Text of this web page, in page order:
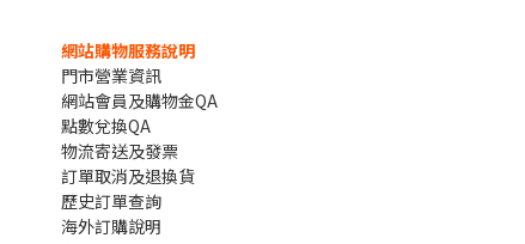
網站購物服務說明
門市營業資訊
網站會員及購物金QA
點數兌換QA
物流寄送及發票
訂單取消及退換貨
歷史訂單查詢
海外訂購說明